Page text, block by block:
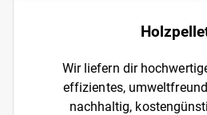
Wir liefern dir
effizientes,
nachhaltig,